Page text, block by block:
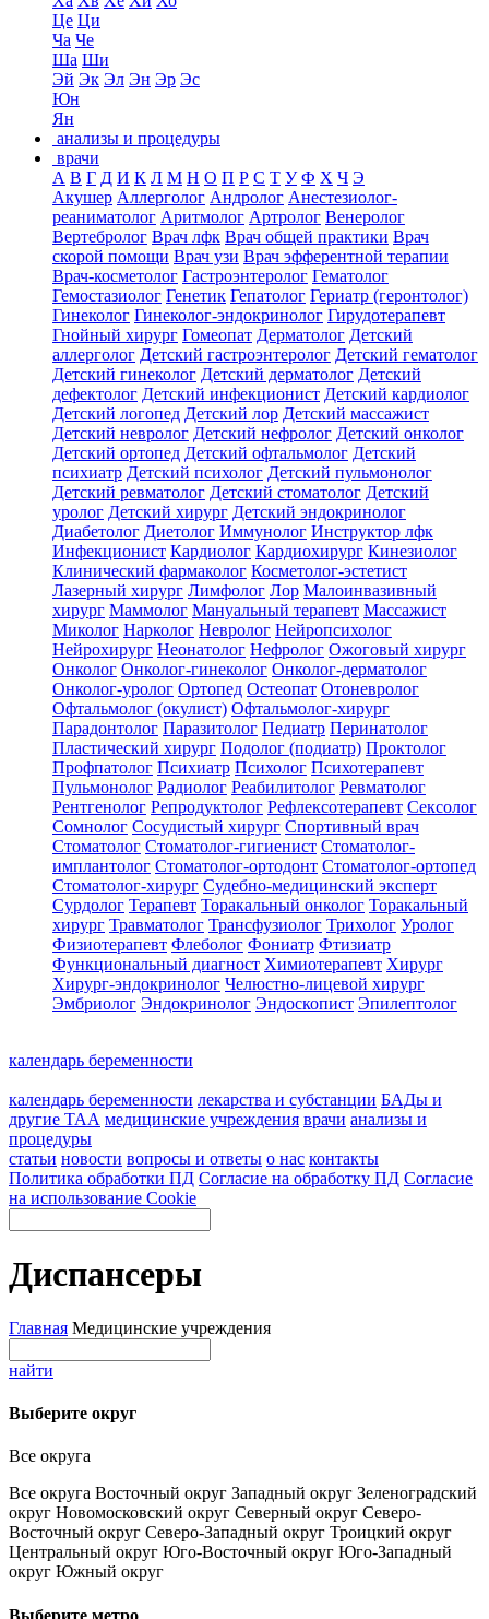
Це Ци
Ча Че
Ша Ши
Эй Эк Эл Эн Эр Эс
Юн
Ян
анализы и процедуры
врачи
А В Г Д И К Л М Н О П Р С Т У Ф Х Ч Э
Акушер Аллерголог Андролог Анестезиолог-
реаниматолог Аритмолог Артролог Венеролог
Вертебролог Врач лфк Врач общей практики Врач
скорой помощи Врач узи Врач эфферентной терапии
Врач-косметолог Гастроэнтеролог Гематолог
Гемостазиолог Генетик Гепатолог Гериатр (геронтолог)
Гинеколог Гинеколог-эндокринолог Гирудотерапевт
Гнойный хирург Гомеопат Дерматолог Детский
аллерголог Детский гастроэнтеролог Детский гематолог
Детский гинеколог Детский дерматолог Детский
дефектолог Детский инфекционист Детский кардиолог
Детский логопед Детский лор Детский массажист
Детский невролог Детский нефролог Детский онколог
Детский ортопед Детский офтальмолог Детский
психиатр Детский психолог Детский пульмонолог
Детский ревматолог Детский стоматолог Детский
уролог Детский хирург Детский эндокринолог
Диабетолог Диетолог Иммунолог Инструктор лфк
Инфекционист Кардиолог Кардиохирург Кинезиолог
Клинический фармаколог Косметолог-эстетист
Лазерный хирург Лимфолог Лор Малоинвазивный
хирург Маммолог Мануальный терапевт Массажист
Миколог Нарколог Невролог Нейропсихолог
Нейрохирург Неонатолог Нефролог Ожоговый хирург
Онколог Онколог-гинеколог Онколог-дерматолог
Онколог-уролог Ортопед Остеопат Отоневролог
Офтальмолог (окулист) Офтальмолог-хирург
Парадонтолог Паразитолог Педиатр Перинатолог
Пластический хирург Подолог (подиатр) Проктолог
Профпатолог Психиатр Психолог Психотерапевт
Пульмонолог Радиолог Реабилитолог Ревматолог
Рентгенолог Репродуктолог Рефлексотерапевт Сексолог
Сомнолог Сосудистый хирург Спортивный врач
Стоматолог Стоматолог-гигиенист Стоматолог-
имплантолог Стоматолог-ортодонт Стоматолог-ортопед
Стоматолог-хирург Судебно-медицинский эксперт
Сурдолог Терапевт Торакальный онколог Торакальный
хирург Травматолог Трансфузиолог Трихолог Уролог
Физиотерапевт Флеболог Фониатр Фтизиатр
Функциональный диагност Химиотерапевт Хирург
Хирург-эндокринолог Челюстно-лицевой хирург
Эмбриолог Эндокринолог Эндоскопист Эпилептолог
календарь беременности
календарь беременности лекарства и субстанции БАДы и
другие ТАА медицинские учреждения врачи анализы и
процедуры
статьи новости вопросы и ответы о нас контакты
Политика обработки ПД Согласие на обработку ПД Согласие
на использование Cookie
Диспансеры
Главная Медицинские учреждения
найти
Выберите округ
Все округа
Все округа Восточный округ Западный округ Зеленоградский
округ Новомосковский округ Северный округ Северо-
Восточный округ Северо-Западный округ Троицкий округ
Центральный округ Юго-Восточный округ Юго-Западный
округ Южный округ
Выберите метро